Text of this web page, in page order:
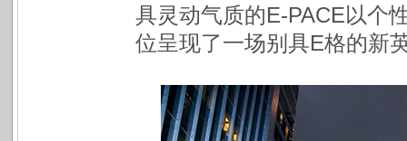
具灵动气质的E-PACE以个
位呈现了一场别具E格的新